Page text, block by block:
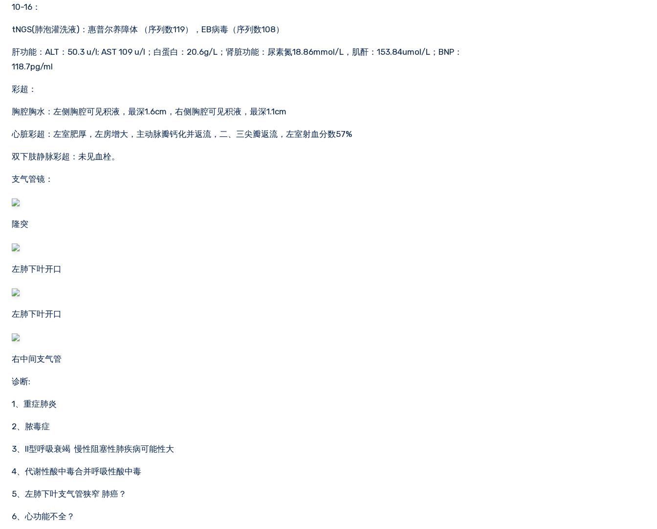
10-16：
tNGS(肺泡灌洗液)：惠普尔养障体 （序列数119），EB病毒（序列数108）
肝功能：ALT：50.3 u/l; AST 109 u/l；白蛋白：20.6g/L；肾脏功能：尿素氮18.86mmol/L，肌酐：153.84umol/L；BNP：
118.7pg/ml
彩超：
胸腔胸水：左侧胸腔可见积液，最深1.6cm，右侧胸腔可见积液，最深1.1cm
心脏彩超：左室肥厚，左房增大，主动脉瓣钙化并返流，二、三尖瓣返流，左室射血分数57%
双下肢静脉彩超：未见血栓。
支气管镜：
隆突
左肺下叶开口
左肺下叶开口
右中间支气管
诊断:
1、重症肺炎
2、脓毒症
3、II型呼吸衰竭 慢性阻塞性肺疾病可能性大
4、代谢性酸中毒合并呼吸性酸中毒
5、左肺下叶支气管狭窄 肺癌？
6、心功能不全？